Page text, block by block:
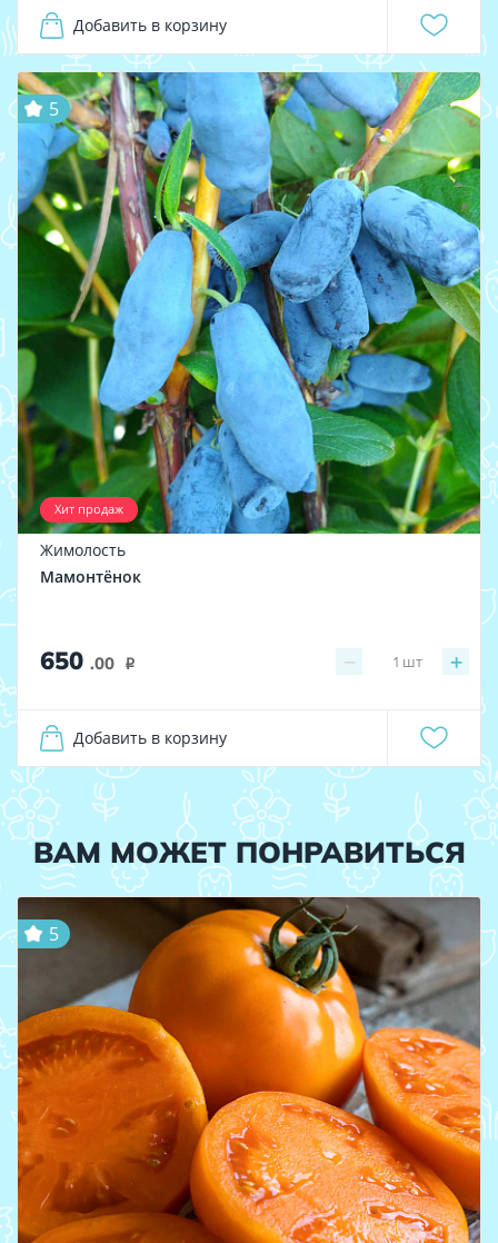
Добавить в корзину
Хит продаж
5
Жимолость
Мамонтёнок
650 .00 i − +
1 шт
Добавить в корзину
ВАМ МОЖЕТ ПОНРАВИТЬСЯ
5